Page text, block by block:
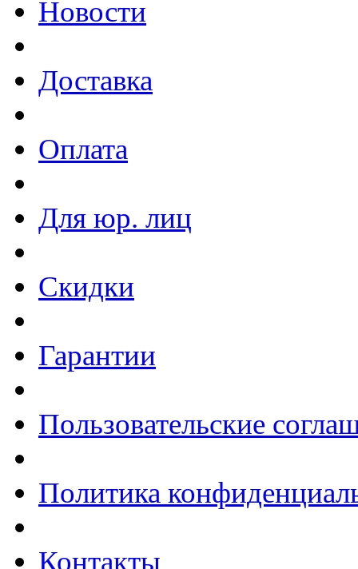
Новости
Доставка
Оплата
Для юр. лиц
Скидки
Гарантии
Пользовательские
Политика
Контакты